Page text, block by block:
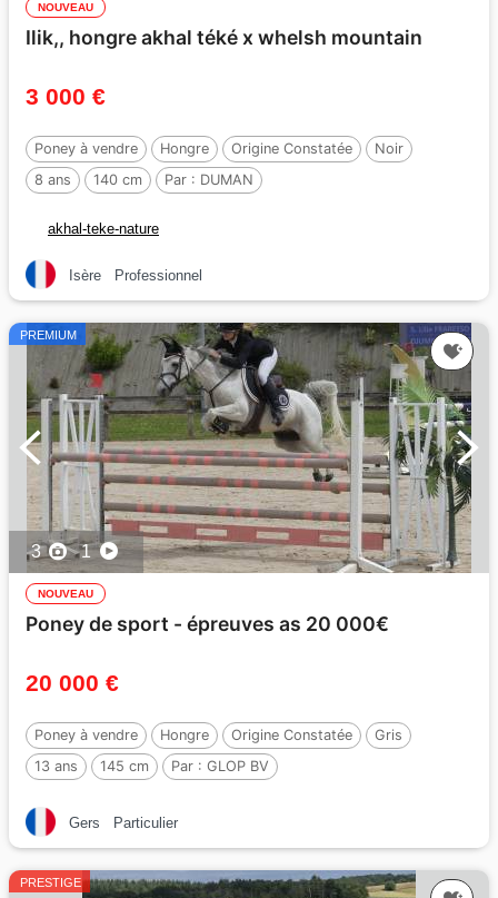
NOUVEAU
Ilik,, hongre akhal téké x whelsh mountain
3 000 €
Poney à vendre Hongre Origine Constatée
Noir
8 ans
140 cm Par : DUMAN
akhal-teke-nature
Isère Professionnel
PREMIUM
3 1
NOUVEAU
Poney de sport - épreuves as 20 000€
20 000 €
Poney à vendre Hongre Origine Constatée
Gris
13 ans
145 cm Par : GLOP BV
Gers Particulier
PRESTIGE